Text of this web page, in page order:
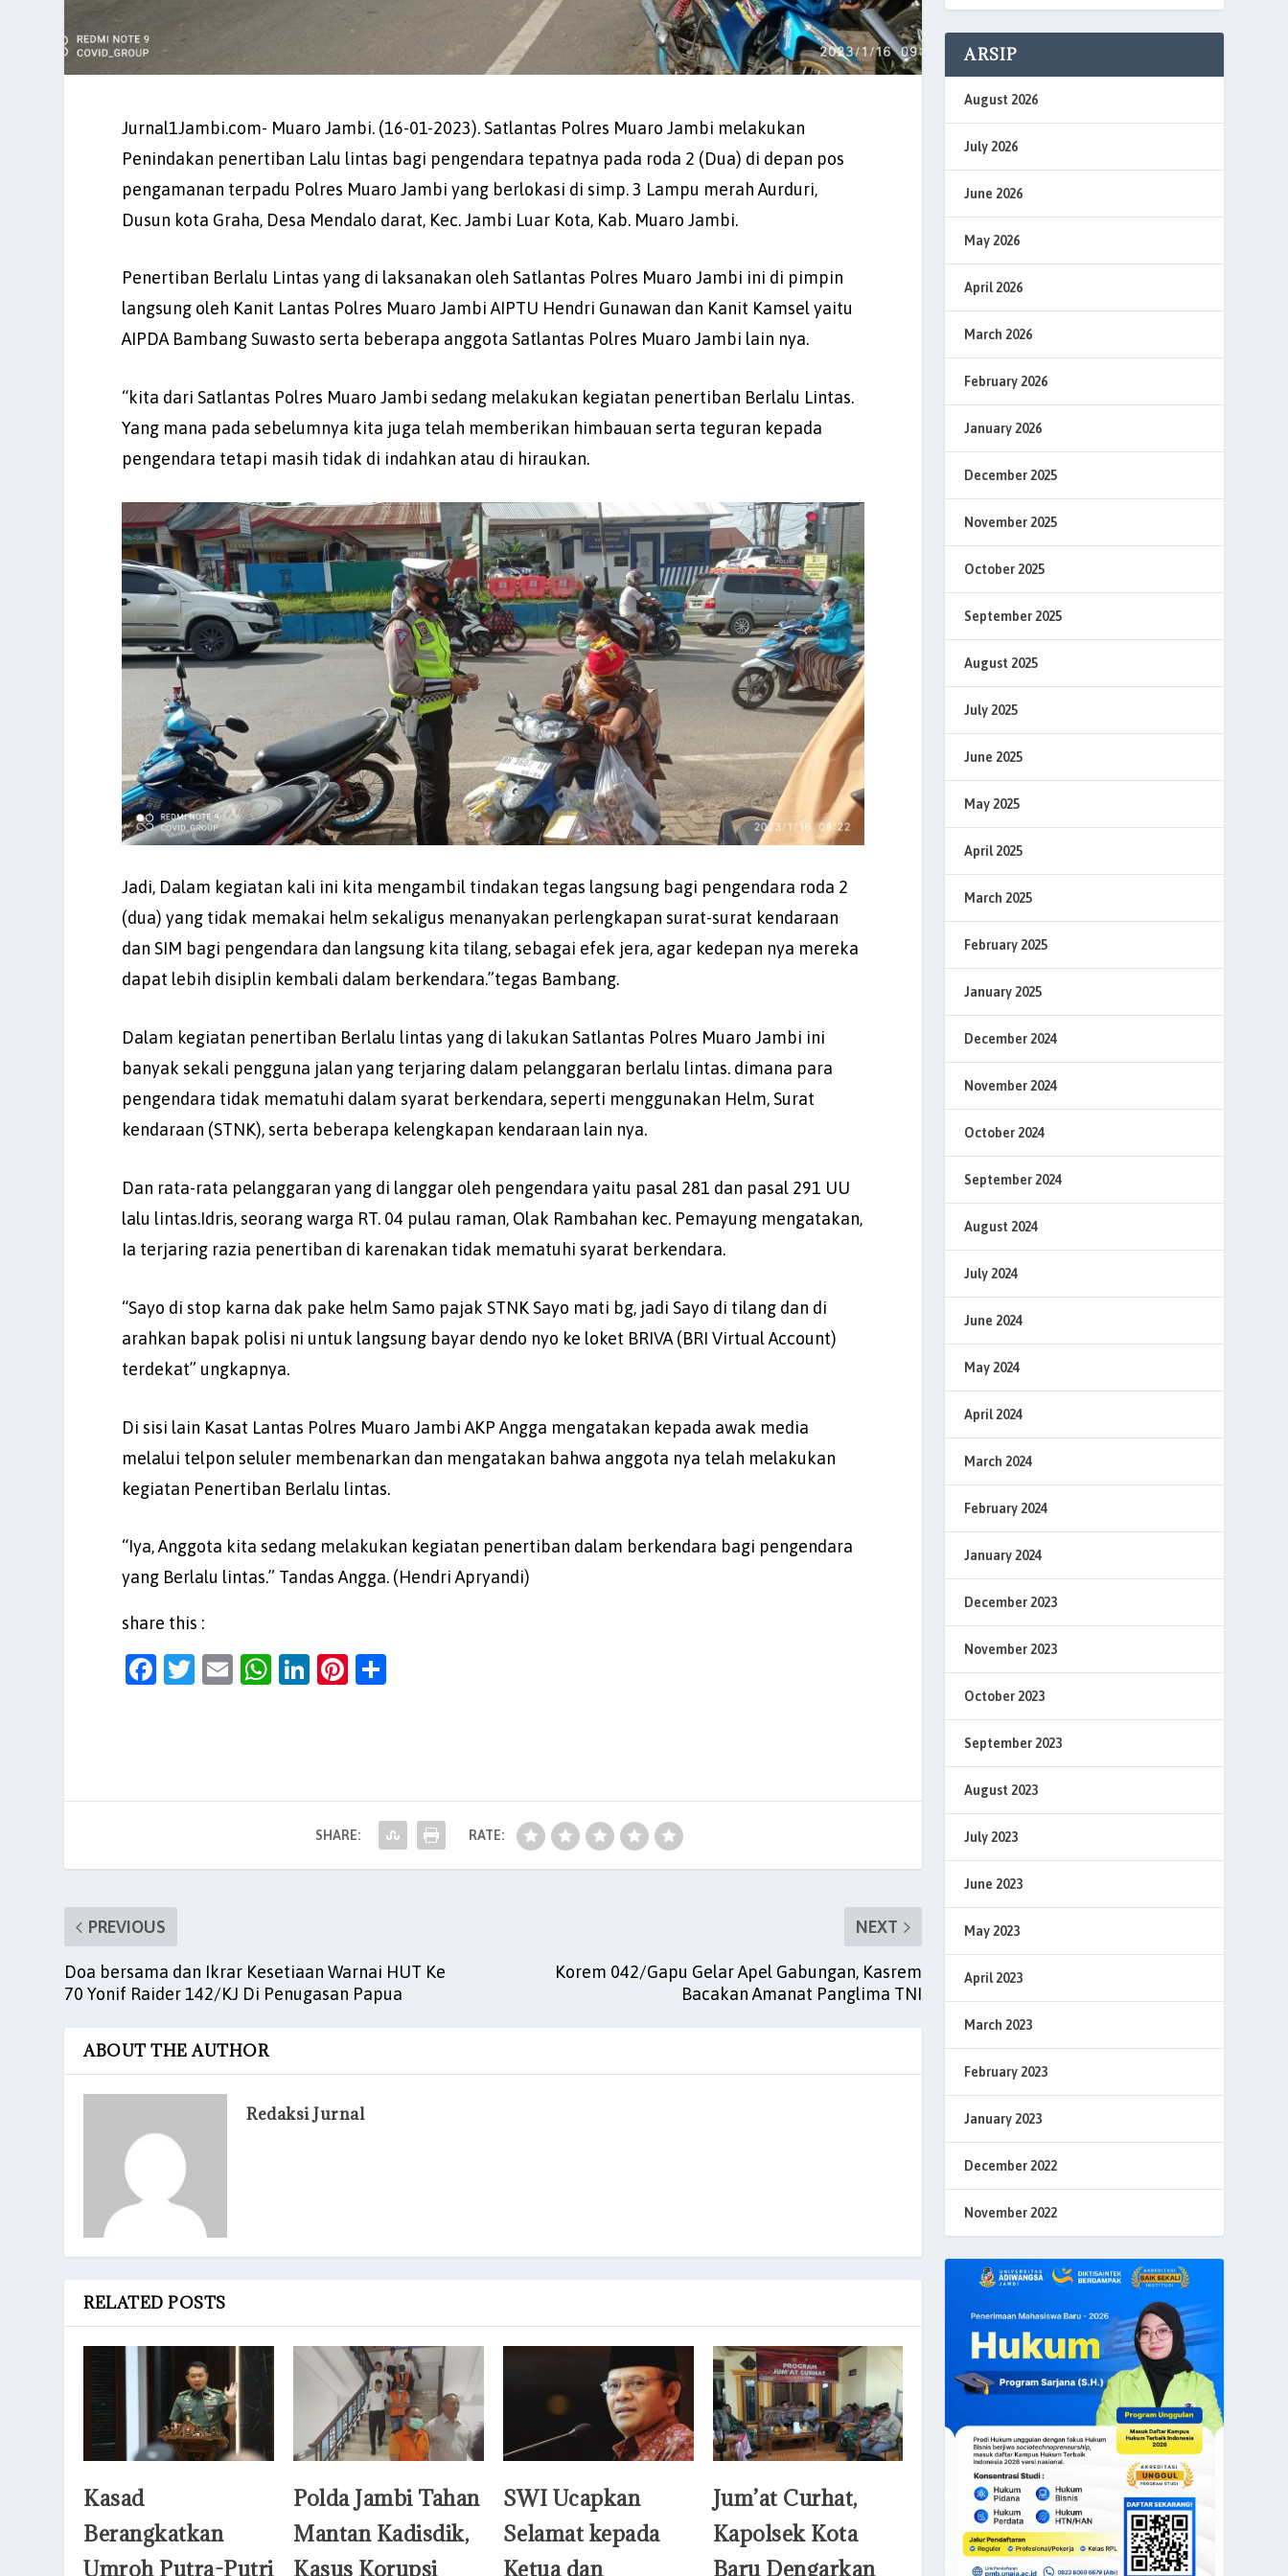
Jurnal1Jambi.com- Muaro Jambi. (16-01-2023). Satlantas Polres Muaro Jambi melakukan
Penindakan penertiban Lalu lintas bagi pengendara tepatnya pada roda 2 (Dua) di depan pos
pengamanan terpadu Polres Muaro Jambi yang berlokasi di simp. 3 Lampu merah Aurduri,
Dusun kota Graha, Desa Mendalo darat, Kec. Jambi Luar Kota, Kab. Muaro Jambi.
Penertiban Berlalu Lintas yang di laksanakan oleh Satlantas Polres Muaro Jambi ini di pimpin
langsung oleh Kanit Lantas Polres Muaro Jambi AIPTU Hendri Gunawan dan Kanit Kamsel yaitu
AIPDA Bambang Suwasto serta beberapa anggota Satlantas Polres Muaro Jambi lain nya.
“kita dari Satlantas Polres Muaro Jambi sedang melakukan kegiatan penertiban Berlalu Lintas.
Yang mana pada sebelumnya kita juga telah memberikan himbauan serta teguran kepada
pengendara tetapi masih tidak di indahkan atau di hiraukan.
Jadi, Dalam kegiatan kali ini kita mengambil tindakan tegas langsung bagi pengendara roda 2
(dua) yang tidak memakai helm sekaligus menanyakan perlengkapan surat-surat kendaraan
dan SIM bagi pengendara dan langsung kita tilang, sebagai efek jera, agar kedepan nya mereka
dapat lebih disiplin kembali dalam berkendara.”tegas Bambang.
Dalam kegiatan penertiban Berlalu lintas yang di lakukan Satlantas Polres Muaro Jambi ini
banyak sekali pengguna jalan yang terjaring dalam pelanggaran berlalu lintas. dimana para
pengendara tidak mematuhi dalam syarat berkendara, seperti menggunakan Helm, Surat
kendaraan (STNK), serta beberapa kelengkapan kendaraan lain nya.
Dan rata-rata pelanggaran yang di langgar oleh pengendara yaitu pasal 281 dan pasal 291 UU
lalu lintas.Idris, seorang warga RT. 04 pulau raman, Olak Rambahan kec. Pemayung mengatakan,
Ia terjaring razia penertiban di karenakan tidak mematuhi syarat berkendara.
“Sayo di stop karna dak pake helm Samo pajak STNK Sayo mati bg, jadi Sayo di tilang dan di
arahkan bapak polisi ni untuk langsung bayar dendo nyo ke loket BRIVA (BRI Virtual Account)
terdekat” ungkapnya.
Di sisi lain Kasat Lantas Polres Muaro Jambi AKP Angga mengatakan kepada awak media
melalui telpon seluler membenarkan dan mengatakan bahwa anggota nya telah melakukan
kegiatan Penertiban Berlalu lintas.
“Iya, Anggota kita sedang melakukan kegiatan penertiban dalam berkendara bagi pengendara
yang Berlalu lintas.” Tandas Angga. (Hendri Apryandi)
share this :
F
b
T
E
W
A
Li
dI
n
Pi
t
SHARE: RATE:
PREVIOUS
Doa bersama dan Ikrar Kesetiaan Warnai HUT Ke
70 Yonif Raider 142/KJ Di Penugasan Papua
NEXT
Korem 042/Gapu Gelar Apel Gabungan, Kasrem
Bacakan Amanat Panglima TNI
ABOUT THE AUTHOR
Redaksi Jurnal
RELATED POSTS
Kasad
Berangkatkan
Umroh Putra-Putri
Polda Jambi Tahan
Mantan Kadisdik,
Kasus Korupsi
SWI Ucapkan
Selamat kepada
Ketua dan
Jum’at Curhat,
Kapolsek Kota
Baru Dengarkan
ARSIP
August 2026
July 2026
June 2026
May 2026
April 2026
March 2026
February 2026
January 2026
December 2025
November 2025
October 2025
September 2025
August 2025
July 2025
June 2025
May 2025
April 2025
March 2025
February 2025
January 2025
December 2024
November 2024
October 2024
September 2024
August 2024
July 2024
June 2024
May 2024
April 2024
March 2024
February 2024
January 2024
December 2023
November 2023
October 2023
September 2023
August 2023
July 2023
June 2023
May 2023
April 2023
March 2023
February 2023
January 2023
December 2022
November 2022